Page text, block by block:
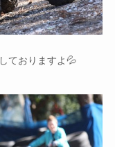
ておりますよ💦